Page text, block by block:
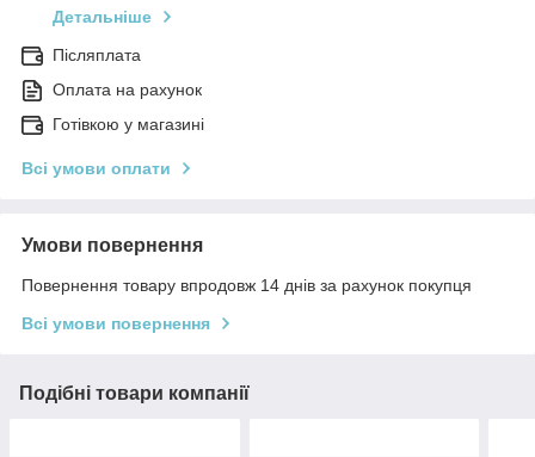
Детальніше
Післяплата
Оплата на рахунок
Готівкою у магазині
Всі умови оплати
Умови повернення
Повернення товару впродовж 14 днів за рахунок покупця
Всі умови повернення
Подібні товари компанії